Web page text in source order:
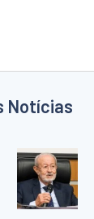
Notícias